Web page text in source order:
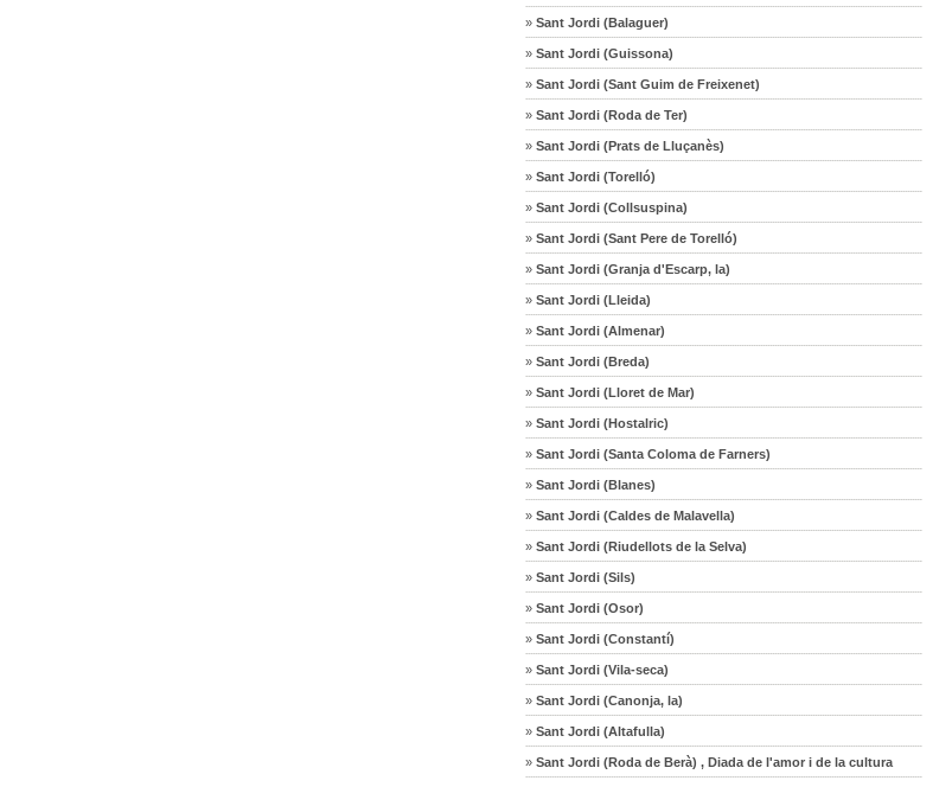
» Sant Jordi (Balaguer)
» Sant Jordi (Guissona)
» Sant Jordi (Sant Guim de Freixenet)
» Sant Jordi (Roda de Ter)
» Sant Jordi (Prats de Lluçanès)
» Sant Jordi (Torelló)
» Sant Jordi (Collsuspina)
» Sant Jordi (Sant Pere de Torelló)
» Sant Jordi (Granja d'Escarp, la)
» Sant Jordi (Lleida)
» Sant Jordi (Almenar)
» Sant Jordi (Breda)
» Sant Jordi (Lloret de Mar)
» Sant Jordi (Hostalric)
» Sant Jordi (Santa Coloma de Farners)
» Sant Jordi (Blanes)
» Sant Jordi (Caldes de Malavella)
» Sant Jordi (Riudellots de la Selva)
» Sant Jordi (Sils)
» Sant Jordi (Osor)
» Sant Jordi (Constantí)
» Sant Jordi (Vila-seca)
» Sant Jordi (Canonja, la)
» Sant Jordi (Altafulla)
» Sant Jordi (Roda de Berà) , Diada de l'amor i de la cultura